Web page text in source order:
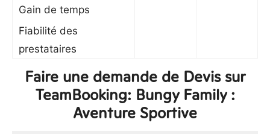
Gain de temps
Fiabilité des
prestataires
Faire une demande de Devis sur
TeamBooking: Bungy Family :
Aventure Sportive